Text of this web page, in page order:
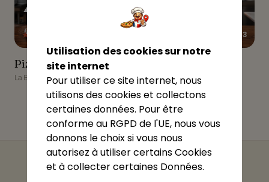
Pizzeria Mondini
★★★★☆
Pizzeria Mondini
La Balme-de-Sillingy
3.63
La Balme-de-Sillingy
Utilisation des cookies sur notre
site internet
Pour utiliser ce site internet, nous
utilisons des cookies et collectons
certaines données. Pour être
conforme au RGPD de l'UE, nous vous
donnons le choix si vous nous
autorisez à utiliser certains Cookies
et à collecter certaines Données.